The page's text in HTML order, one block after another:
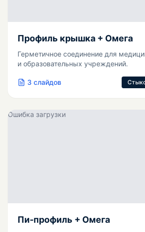
Профиль крышка + Омега
Герметичное соединение для
и образовательных учреждений.
3 слайдов
Ошибка загрузки
Пи-профиль + Омега